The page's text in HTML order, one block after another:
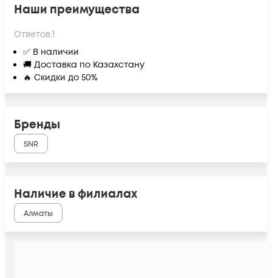
Наши преимущества
Ответов:1
✅ В наличии
🚚 Доставка по Казахстану
🔥 Скидки до 50%
Бренды
SNR
Наличие в филиалах
Алматы